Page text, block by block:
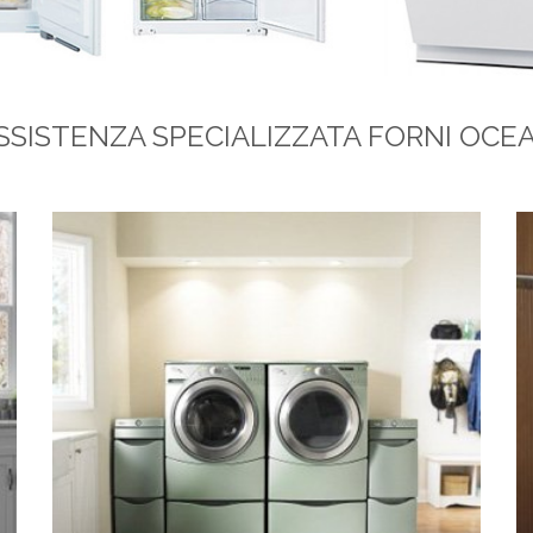
SPECIALIZZATA FORNI